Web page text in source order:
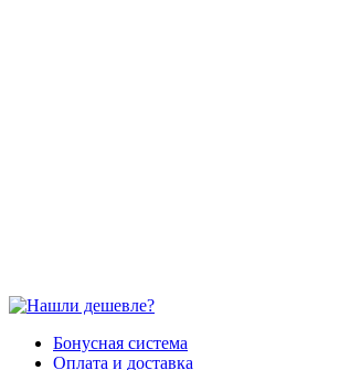
Бонусная система
Оплата и доставка